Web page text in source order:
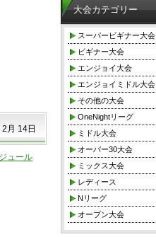
月 14日
ュール
大会カテゴリー
スーパービギナー大会
ビギナー大会
エンジョイ大会
エンジョイミドル大会
その他の大会
OneNightリーグ
ミドル大会
オーバー30大会
ミックス大会
レディース
Nリーグ
オープン大会